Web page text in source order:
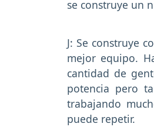
se construye un
J: Se construye
mejor equipo.
cantidad de
potencia pero
trabajando
puede repetir.